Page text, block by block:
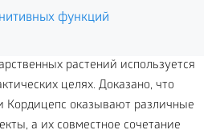
функций
растений используется
целях. Доказано, что
Кордицепс оказывают различные
а их совместное сочетание